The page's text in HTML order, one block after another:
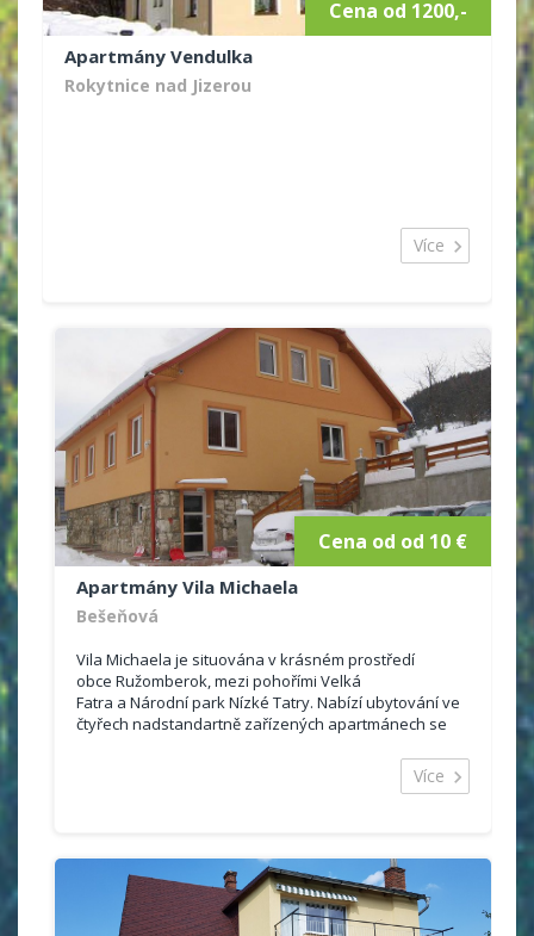
Cena od 1200,-
Apartmány Vendulka
Rokytnice nad Jizerou
Více
Cena od od 10 €
Apartmány Vila Michaela
Bešeňová
Vila Michaela je situována v krásném prostředí
obce Ružomberok, mezi pohořími Velká
Fatra a Národní park Nízké Tatry. Nabízí ubytování ve
čtyřech nadstandartně zařízených apartmánech se
Více